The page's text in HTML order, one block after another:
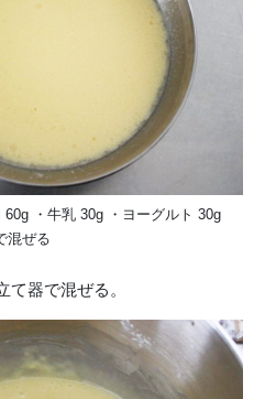
・牛乳 30g ・ヨーグルト 30g
混ぜる
器で混ぜる。